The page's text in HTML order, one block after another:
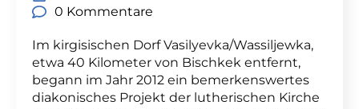
0 Kommentare
Im kirgisischen Dorf Vasilyevka/Wassiljewka,
etwa 40 Kilometer von Bischkek entfernt,
begann im Jahr 2012 ein bemerkenswertes
diakonisches Projekt der lutherischen Kirche